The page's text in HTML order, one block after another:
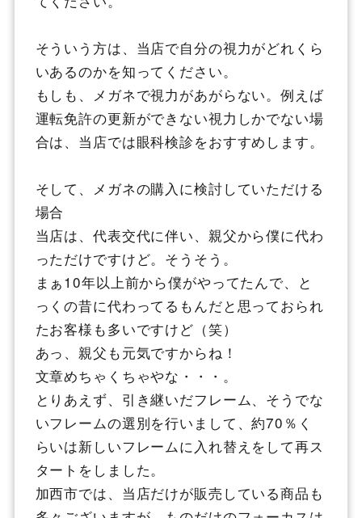
そういう方は、当店で自分の視力がどれくら
いあるのかを知ってください。
もしも、メガネで視力があがらない。例えば
運転免許の更新ができない視力しかでない場
合は、当店では眼科検診をおすすめします。
そして、メガネの購入に検討していただける
場合
当店は、代表交代に伴い、親父から僕に代わ
っただけですけど。そうそう。
まぁ10年以上前から僕がやってたんで、と
っくの昔に代わってるもんだと思っておられ
たお客様も多いですけど（笑）
あっ、親父も元気ですからね！
文章めちゃくちゃやな・・・。
とりあえず、引き継いだフレーム、そうでな
いフレームの選別を行いまして、約70％く
らいは新しいフレームに入れ替えをして再ス
タートをしました。
加西市では、当店だけが販売している商品も